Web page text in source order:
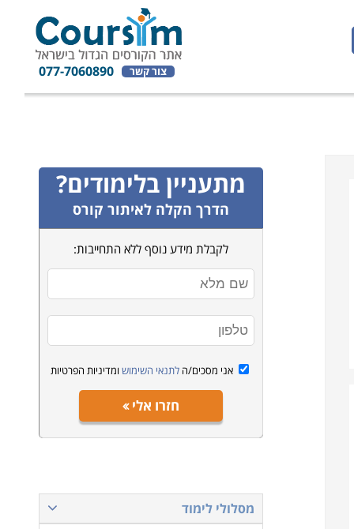
צור קשר 077-7060890
מתעניין בלימודים?
הדרך הקלה לאיתור קורס
לקבלת מידע נוסף ללא התחייבות:
אני מסכים/הלתנאי השימוש ומדיניות הפרטיות
חזרו אלי
מסלולי לימוד